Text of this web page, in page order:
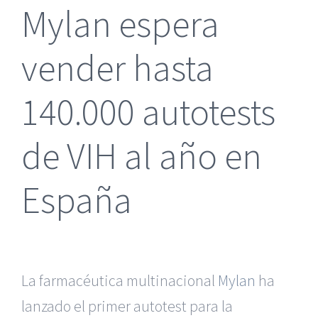
Mylan espera
vender hasta
140.000 autotests
de VIH al año en
España
La farmacéutica multinacional Mylan ha
lanzado el primer autotest para la